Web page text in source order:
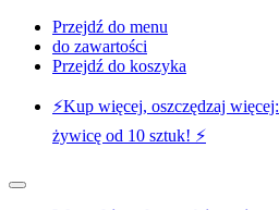
Przejdź do menu
do zawartości
Przejdź do koszyka
⚡️Kup więcej, oszczędzaj
żywicę od 10 sztuk! ⚡️